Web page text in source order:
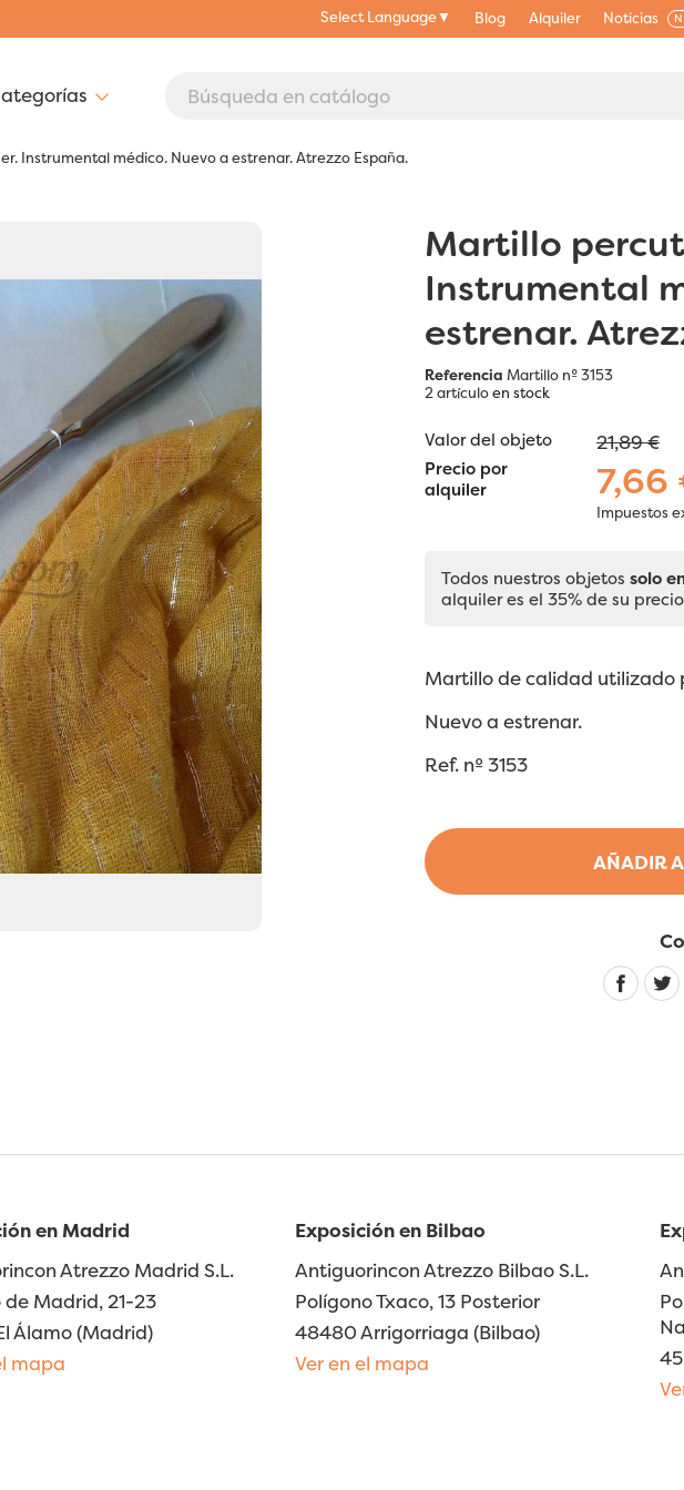
Select Language▼ Blog Alquiler Noticias
Instrumental médico. Nuevo a estrenar. Atrezzo España.
Martillo
Instrumental
estrenar.
Referencia Martillo nº 3153
2 artículoen stock
AÑADIR
Valor del objeto 21,89 €
Precio por
alquiler
7,66
Impuestos
Todos nuestros objetos solo
alquiler es el 35% de su
Martillo de calidad utilizado
Nuevo a estrenar.
Ref. nº 3153
en Madrid
Atrezzo Madrid S.L.
Madrid, 21-23
Álamo (Madrid)
mapa
Exposición en Bilbao
Antiguorincon Atrezzo Bilbao S.L.
Polígono Txaco, 13 Posterior
48480 Arrigorriaga (Bilbao)
Ver en el mapa